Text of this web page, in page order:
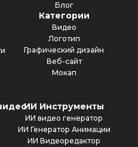
Блог
Категории
Видео
Логотип
Графический дизайн
Веб-сайт
Мокап
ИИ Инструменты
ИИ видео генератор
ИИ Генератор Анимации
ИИ Видеоредактор